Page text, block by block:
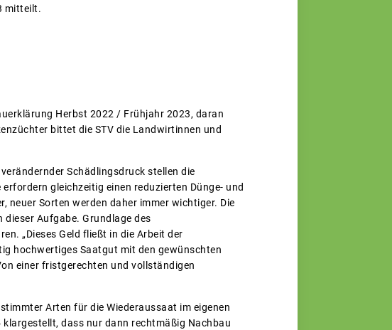
mitteilt.
Herbst 2022 / Frühjahr 2023, daran
bittet die STV die Landwirtinnen und
Schädlingsdruck stellen die
gleichzeitig einen reduzierten Dünge- und
Sorten werden daher immer wichtiger. Die
Aufgabe. Grundlage des
„Dieses Geld fließt in die Arbeit der
hochwertiges Saatgut mit den gewünschten
einer fristgerechten und vollständigen
Arten für die Wiederaussaat im eigenen
dass nur dann rechtmäßig Nachbau